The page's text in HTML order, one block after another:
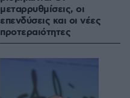
μεταρρυθμίσεις, οι
επενδύσεις και οι νέες
προτεραιότητες